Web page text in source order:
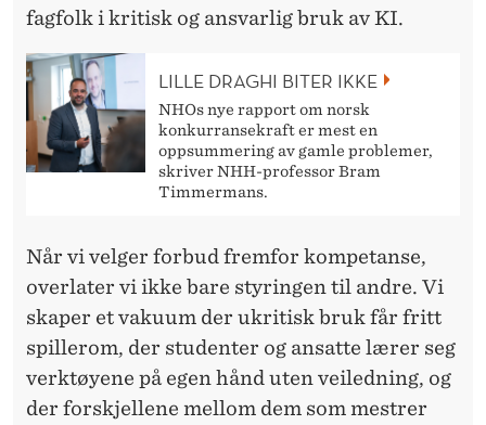
fagfolk i kritisk og ansvarlig bruk av KI.
LILLE DRAGHI BITER IKKE
NHOs nye rapport om norsk
konkurransekraft er mest en
oppsummering av gamle problemer,
skriver NHH-professor Bram
Timmermans.
Når vi velger forbud fremfor kompetanse,
overlater vi ikke bare styringen til andre. Vi
skaper et vakuum der ukritisk bruk får fritt
spillerom, der studenter og ansatte lærer seg
verktøyene på egen hånd uten veiledning, og
der forskjellene mellom dem som mestrer